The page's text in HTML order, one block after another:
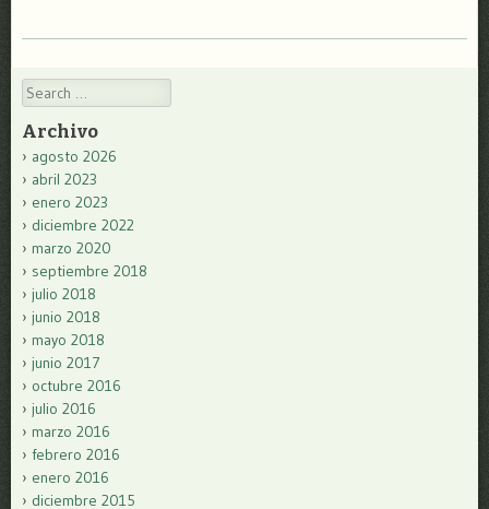
Search
Archivo
agosto 2026
abril 2023
enero 2023
diciembre 2022
marzo 2020
septiembre 2018
julio 2018
junio 2018
mayo 2018
junio 2017
octubre 2016
julio 2016
marzo 2016
febrero 2016
enero 2016
diciembre 2015